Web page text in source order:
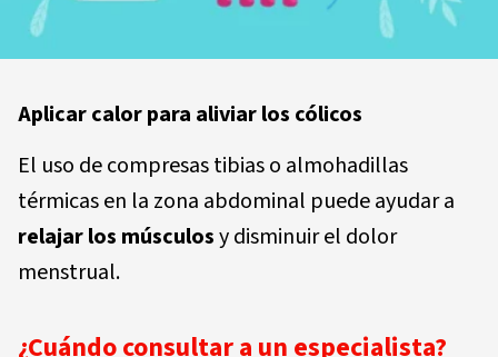
Aplicar calor para aliviar los cólicos
El uso de compresas tibias o almohadillas
térmicas en la zona abdominal puede ayudar a
relajar los músculosy disminuir el dolor
menstrual.
¿Cuándo consultar a un especialista?